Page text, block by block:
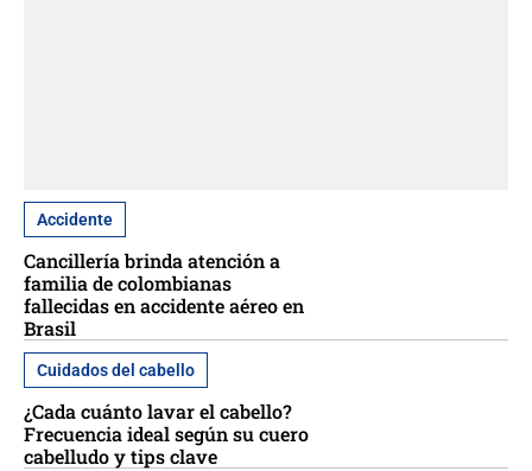
Accidente
Cancillería brinda atención a
familia de colombianas
fallecidas en accidente aéreo en
Brasil
Cuidados del cabello
¿Cada cuánto lavar el cabello?
Frecuencia ideal según su cuero
cabelludo y tips clave